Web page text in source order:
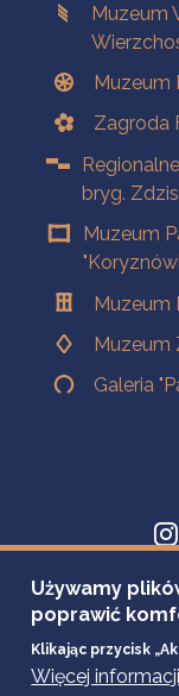
Muzeum
Muzeum
Zagroda
bryg.
Muzeum
Muzeum
Muzeum
Galeria
Używamy
poprawić
Klikając przycisk
Więcej informacji